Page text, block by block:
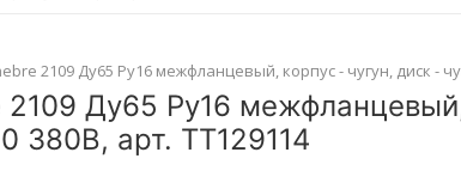
2109 Ду65 Ру16 межфланцевый, корпус - чугун, диск -
Ду65 Ру16
380В, арт. ТТ129114